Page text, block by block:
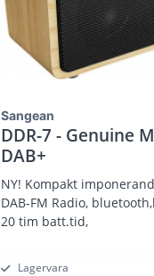
Sangean
DDR-7 - Genuine
DAB+
NY! Kompakt
DAB-FM Radio,
20 tim batt.tid,
Lagervara